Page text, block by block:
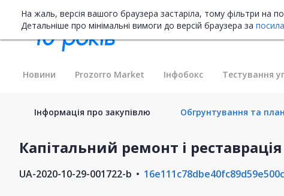
На жаль, версія вашого браузера застаріла, тому фільтри на
Детальніше про мінімальні вимоги до версій браузера за
Новини Prozorro Market Інфобокс Тестування
Інформація про закупівлю Обгрунтування та
Капітальний ремонт і реставрація
UA-2020-10-29-001722-b